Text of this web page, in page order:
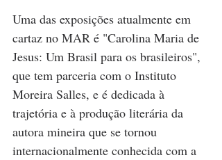
Uma das exposições atualmente em
cartaz no MAR é "Carolina Maria de
Jesus: Um Brasil para os brasileiros",
que tem parceria com o Instituto
Moreira Salles, e é dedicada à
trajetória e à produção literária da
autora mineira que se tornou
internacionalmente conhecida com a